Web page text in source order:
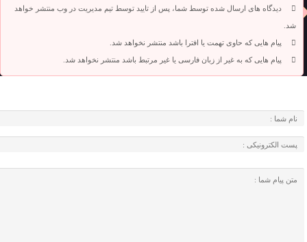
دیدگاه های ارسال شده توسط شما، پس از تایید توسط تیم مدیریت در وب منتشر خواهد
شد.
پیام هایی که حاوی تهمت یا افترا باشد منتشر نخواهد شد.
پیام هایی که به غیر از زبان فارسی یا غیر مرتبط باشد منتشر نخواهد شد.